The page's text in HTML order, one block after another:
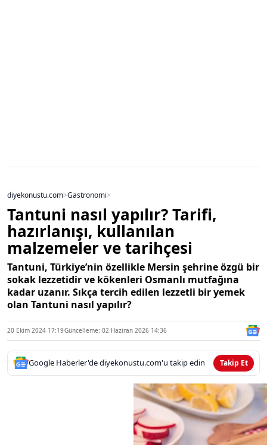
diyekonustu.com>Gastronomi>
Tantuni nasıl yapılır? Tarifi,
hazırlanışı, kullanılan
malzemeler ve tarihçesi
Tantuni, Türkiye’nin özellikle Mersin şehrine özgü bir
sokak lezzetidir ve kökenleri Osmanlı mutfağına
kadar uzanır. Sıkça tercih edilen lezzetli bir yemek
olan Tantuni nasıl yapılır?
20 Ekim 2024 17:19Güncelleme: 02 Haziran 2026 14:36
Google Haberler'de diyekonustu.com'u takip edin Takip Et